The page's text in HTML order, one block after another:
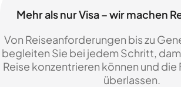
Mehr als nur Visa – wir machen
Von Reiseanforderungen bis zu
begleiten Sie bei jedem Schritt,
Reise konzentrieren können und die
überlassen.